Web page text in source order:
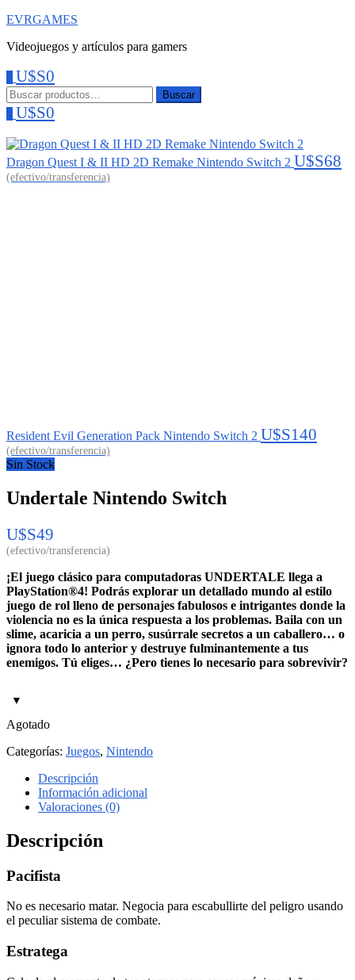
EVRGAMES
Videojuegos y artículos para gamers
U$S0
Menu
Buscar: Buscar
U$S0
Dragon Quest I & II HD 2D Remake Nintendo Switch 2 U$S68
Resident Evil Generation Pack Nintendo Switch 2 U$S140
Sin Stock
Undertale Nintendo Switch
U$S49
¡El juego clásico para computadoras UNDERTALE llega a
PlayStation®4! Podrás explorar un detallado mundo al estilo
juego de rol lleno de personajes fabulosos e intrigantes donde la
violencia no es la única respuesta a los problemas. Baila con un
slime, acaricia a un perro, susúrrale secretos a un caballero… o
ignora todo lo anterior y destruye fulminantemente a tus
enemigos. Tú eliges… ¿Pero tienes lo necesario para sobrevivir?
Agotado
Categorías: Juegos, Nintendo
Descripción
Información adicional
Valoraciones (0)
Descripción
Pacifista
No es necesario matar. Negocia para escabullirte del peligro usando
el peculiar sistema de combate.
Estratega